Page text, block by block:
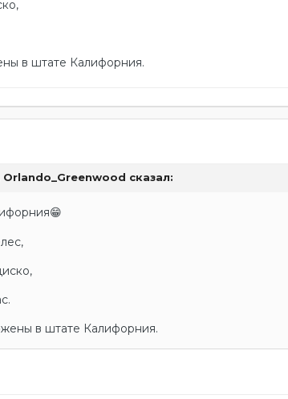
в штате Калифорния.
Orlando_Greenwood сказал:
😁
в штате Калифорния.